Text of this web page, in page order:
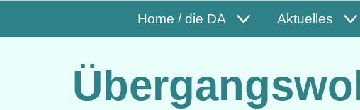
Home / die DA Aktuelles